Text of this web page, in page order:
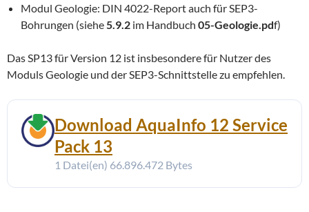
Modul Geologie: DIN 4022-Report auch für SEP3-
Bohrungen (siehe5.9.2 im Handbuch 05-Geologie.pdf)
Das SP13 für Version 12 ist insbesondere für Nutzer des
Moduls Geologie und der SEP3-Schnittstelle zu empfehlen.
Download AquaInfo 12 Service
Pack 13
1 Datei(en) 66.896.472 Bytes